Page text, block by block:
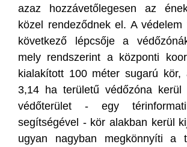
azaz hozzávetőlegesen az
közel rendeződnek el. A védelem
következő lépcsője a
mely rendszerint a központi
kialakított 100 méter sugarú kör,
3,14 ha területű védőzóna kerül
védőterület - egy
segítségével - kör alakban kerül
ugyan nagyban megkönnyíti a